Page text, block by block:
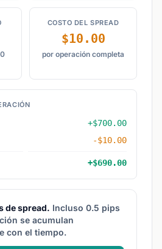
COSTO DEL SPREAD
$10.00
por operación completa
+$700.00
-$10.00
+$690.00
de spread. Incluso 0.5 pips
se acumulan
con el tiempo.